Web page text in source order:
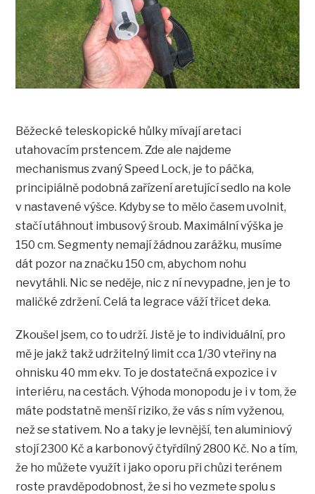
Běžecké teleskopické hůlky mívají aretaci
utahovacím prstencem. Zde ale najdeme
mechanismus zvaný Speed Lock, je to páčka,
principiálně podobná zařízení aretující sedlo na kole
v nastavené výšce. Kdyby se to mělo časem uvolnit,
stačí utáhnout imbusový šroub. Maximální výška je
150 cm. Segmenty nemají žádnou zarážku, musíme
dát pozor na značku 150 cm, abychom nohu
nevytáhli. Nic se neděje, nic z ní nevypadne, jen je to
maličké zdržení. Celá ta legrace váží třicet deka.
Zkoušel jsem, co to udrží. Jistě je to individuální, pro
mě je jakž takž udržitelný limit cca 1/30 vteřiny na
ohnisku 40 mm ekv. To je dostatečná expozice i v
interiéru, na cestách. Výhoda monopodu je i v tom, že
máte podstatně menší riziko, že vás s ním vyženou,
než se stativem. No a taky je levnější, ten aluminiový
stojí 2300 Kč a karbonový čtyřdílný 2800 Kč. No a tím,
že ho můžete využít i jako oporu při chůzi terénem
roste pravděpodobnost, že si ho vezmete spolu s